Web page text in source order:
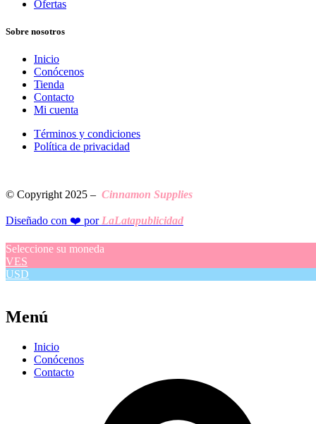
Ofertas
Sobre nosotros
Inicio
Conócenos
Tienda
Contacto
Mi cuenta
Términos y condiciones
Política de privacidad
© Copyright 2025 – Cinnamon Supplies
Diseñado con ❤️ por LaLatapublicidad
Seleccione su moneda
VES
USD
Menú
Inicio
Conócenos
Contacto